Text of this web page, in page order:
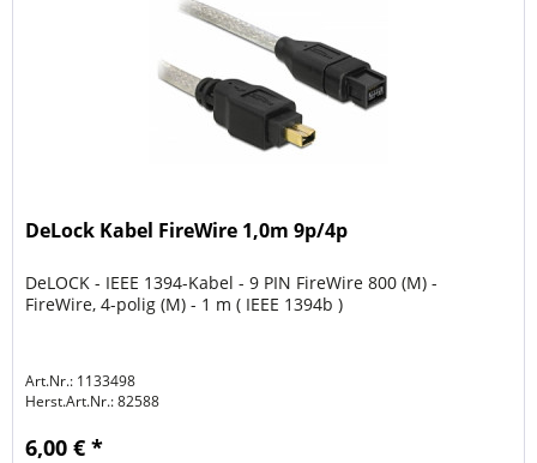
DeLock Kabel FireWire 1,0m 9p/4p
DeLOCK - IEEE 1394-Kabel - 9 PIN FireWire 800 (M) -
FireWire, 4-polig (M) - 1 m ( IEEE 1394b )
Art.Nr.: 1133498
Herst.Art.Nr.:82588
6,00 € *